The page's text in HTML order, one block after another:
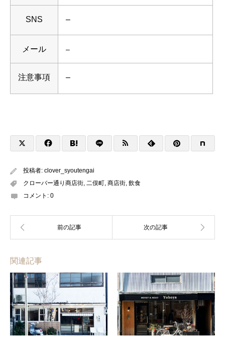
SNS –
メール –
注意事項 –
投稿者: clover_syoutengai
クローバー通り商店街, 二俣町, 商店街, 飲食
コメント: 0
関連記事